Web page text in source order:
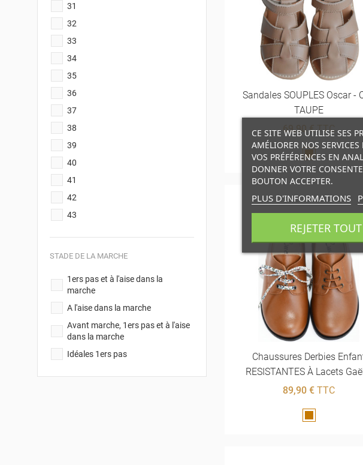
31
32
33
34
35
36
37
38
39
40
41
42
43
STADE DE LA MARCHE
1ers pas et à l'aise dans la
marche
A l'aise dans la marche
Avant marche, 1ers pas et à l'aise
dans la marche
Idéales 1ers pas
Sandales SOUPLES Oscar -
TAUPE
69,90 €TTC
Marron
Chaussures Derbies
RESISTANTES À Lacets
89,90 € TTC
Marron
CE SITE WEB UTILISE SES
AMÉLIORER NOS
VOS PRÉFÉRENCES EN
DONNER VOTRE
BOUTON ACCEPTER.
PLUS D'INFORMATIONS
REJETER TOUT